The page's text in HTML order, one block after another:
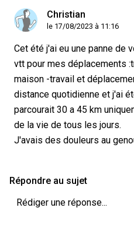
Christian
le 17/08/2023 à 11:16
Cet été j'ai eu une panne de
vtt pour mes déplacements
maison -travail et
distance quotidienne et j'ai
parcourait 30 a 45 km
de la vie de tous les jours.
J'avais des douleurs au
Répondre au sujet